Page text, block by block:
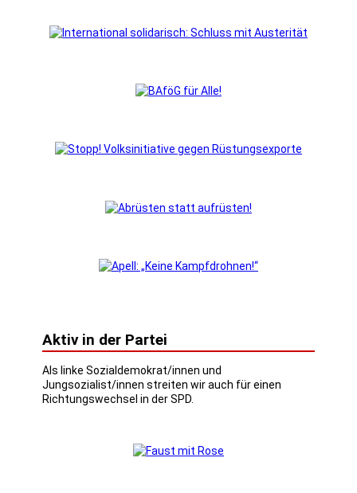
Aktiv in der Partei
Als linke Sozialdemokrat/innen und
Jungsozialist/innen streiten wir auch für einen
Richtungswechsel in der SPD.